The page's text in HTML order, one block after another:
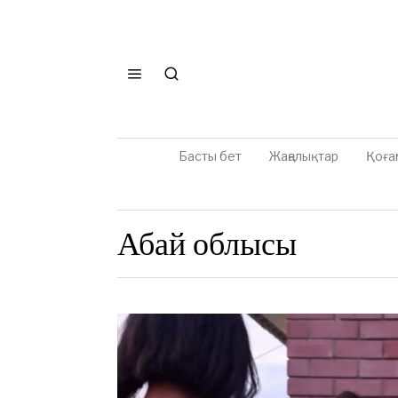
Басты бет Жаңалықтар
Абай облысы